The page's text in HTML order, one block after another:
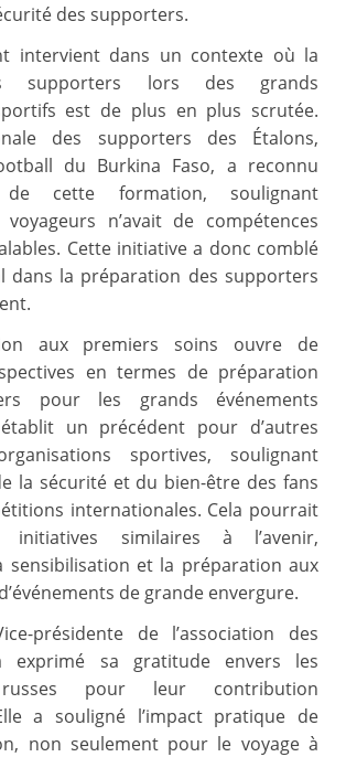
des supporters.
intervient dans un contexte où la
supporters lors des grands
est de plus en plus scrutée.
des supporters des Étalons,
du Burkina Faso, a reconnu
de cette formation, soulignant
voyageurs n’avait de compétences
Cette initiative a donc comblé
dans la préparation des supporters
aux premiers soins ouvre de
en termes de préparation
pour les grands événements
un précédent pour d’autres
sportives, soulignant
la sécurité et du bien-être des fans
internationales. Cela pourrait
similaires à l’avenir,
sensibilisation et la préparation aux
de grande envergure.
présidente de l’association des
exprimé sa gratitude envers les
pour leur contribution
a souligné l’impact pratique de
non seulement pour le voyage à